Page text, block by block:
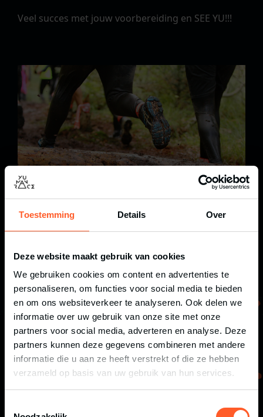
Toestemming Details Over
Deze website maakt gebruik van cookies
We gebruiken cookies om content en advertenties te
personaliseren, om functies voor social media te bieden
en om ons websiteverkeer te analyseren. Ook delen we
informatie over uw gebruik van onze site met onze
partners voor social media, adverteren en analyse. Deze
partners kunnen deze gegevens combineren met andere
informatie die u aan ze heeft verstrekt of die ze hebben
verzameld op basis van uw gebruik van hun services.
Veel succes met jouw voorbereiding en SEE YU!!!